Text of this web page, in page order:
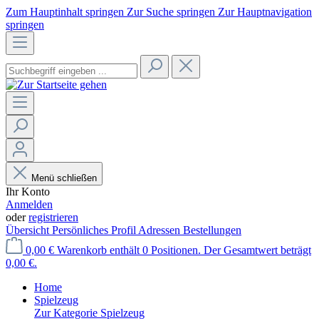
Zum Hauptinhalt springen Zur Suche springen Zur Hauptnavigation
springen
Menü schließen
Ihr Konto
Anmelden
oderregistrieren
Übersicht Persönliches Profil Adressen Bestellungen
0,00 € Warenkorb enthält 0 Positionen. Der Gesamtwert beträgt
0,00 €.
Home
Spielzeug
Zur Kategorie Spielzeug